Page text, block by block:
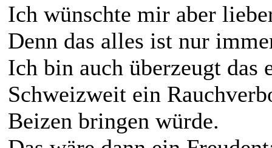
Ich wünschte mir aber
Denn das alles ist nur
Ich bin auch überzeugt das
Schweizweit ein
Beizen bringen würde.